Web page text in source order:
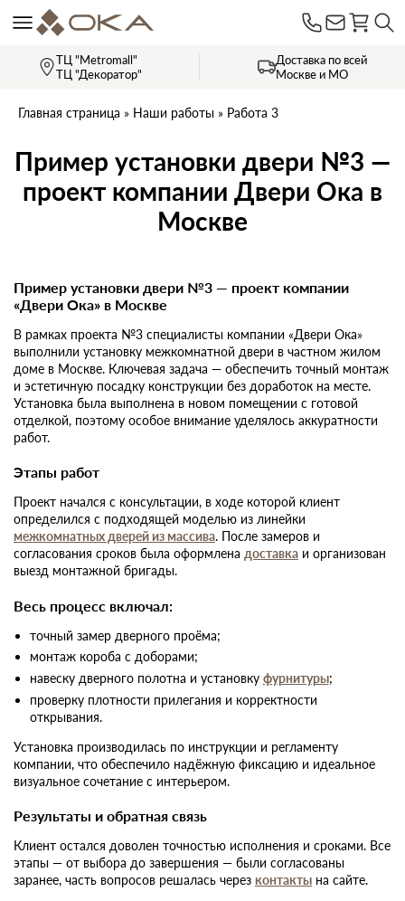
ТЦ "Metromall"
ТЦ "Декоратор"
Доставка по всей
Москве и МО
Главная страница » Наши работы » Работа 3
Пример установки двери №3 —
проект компании Двери Ока в
Москве
Пример установки двери №3 — проект компании
«Двери Ока» в Москве
В рамках проекта №3 специалисты компании «Двери Ока»
выполнили установку межкомнатной двери в частном жилом
доме в Москве. Ключевая задача — обеспечить точный монтаж
и эстетичную посадку конструкции без доработок на месте.
Установка была выполнена в новом помещении с готовой
отделкой, поэтому особое внимание уделялось аккуратности
работ.
Этапы работ
Проект начался с консультации, в ходе которой клиент
определился с подходящей моделью из линейки
межкомнатных дверей из массива. После замеров и
согласования сроков была оформлена доставка и организован
выезд монтажной бригады.
Весь процесс включал:
точный замер дверного проёма;
монтаж короба с доборами;
навеску дверного полотна и установку фурнитуры;
проверку плотности прилегания и корректности
открывания.
Установка производилась по инструкции и регламенту
компании, что обеспечило надёжную фиксацию и идеальное
визуальное сочетание с интерьером.
Результаты и обратная связь
Клиент остался доволен точностью исполнения и сроками. Все
этапы — от выбора до завершения — были согласованы
заранее, часть вопросов решалась через контакты на сайте.